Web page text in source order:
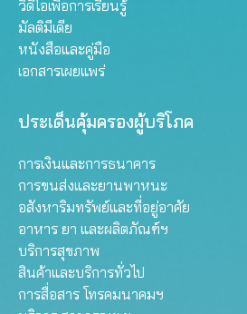
วิดีโอเพื่อการเรียนรู้
มัลติมีเดีย
หนังสือและคู่มือ
เอกสารเผยแพร่
ประเด็นคุ้มครองผู้บริโภค
การเงินและการธนาคาร
การขนส่งและยานพาหนะ
อสังหาริมทรัพย์และที่อยู่อาศัย
อาหาร ยา และผลิตภัณฑ์ฯ
บริการสุขภาพ
สินค้าและบริการทั่วไป
การสื่อสาร โทรคมนาคมฯ